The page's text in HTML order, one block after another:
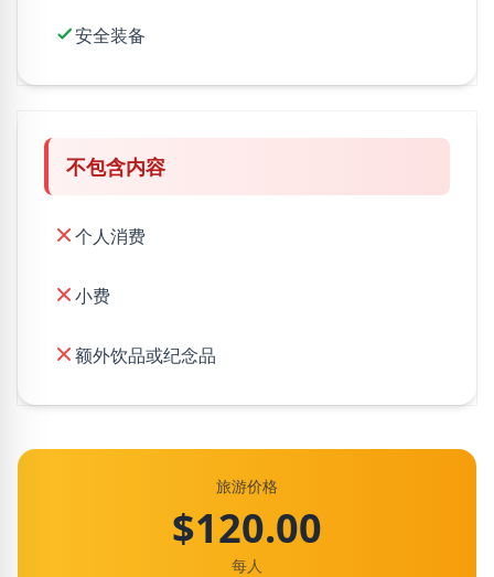
安全装备
不包含内容
个人消费
小费
额外饮品或纪念品
旅游价格
$120.00
每人